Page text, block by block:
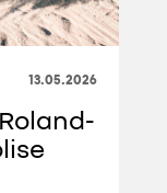
13.05.2026